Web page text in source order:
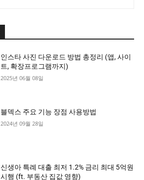
인스타 사진 다운로드 방법 총정리 (앱, 사이
트, 확장프로그램까지)
2025년 06월 08일
블덱스 주요 기능 장점 사용방법
2024년 09월 28일
신생아 특례 대출 최저 1.2% 금리 최대 5억원
시행 (ft. 부동산 집값 영향)